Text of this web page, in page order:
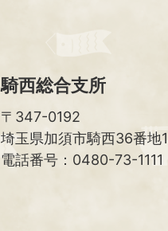
騎西総合支所
〒347-0192
埼玉県加須市騎西36番地1
電話番号：0480-73-1111